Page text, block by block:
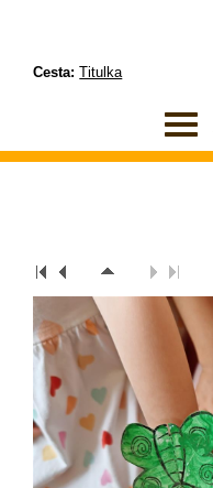
Cesta:Titulka